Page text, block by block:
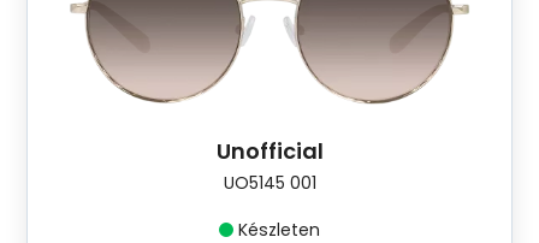
Unofficial
UO5145 001
Készleten